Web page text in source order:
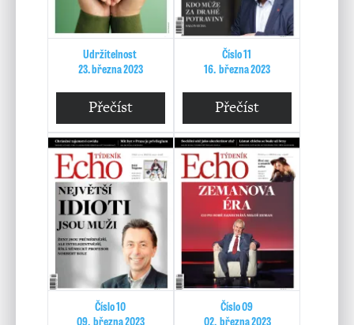
Udržitelnost
23. března 2023
Přečíst
Číslo 11
16. března 2023
Přečíst
Číslo 10
09. března 2023
Číslo 09
02. března 2023